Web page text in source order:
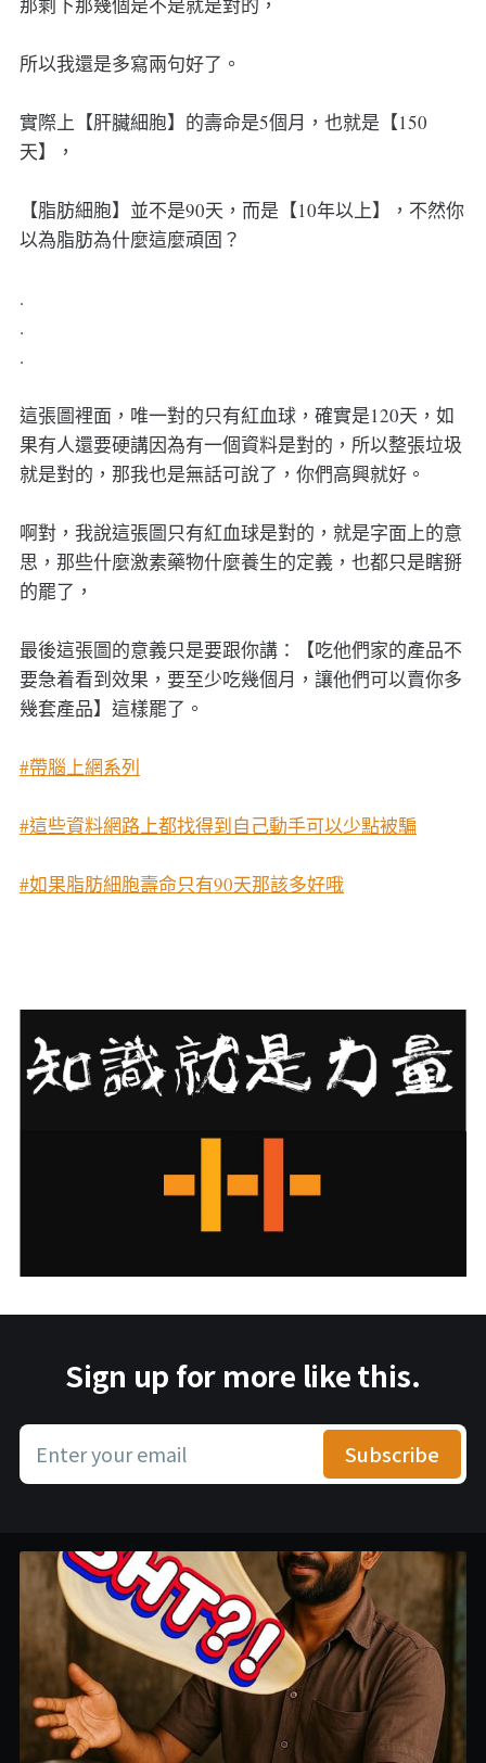
所以我還是多寫兩句好了。
實際上【肝臟細胞】的壽命是5個月，也就是【150
天】，
【脂肪細胞】並不是90天，而是【10年以上】，不然你
以為脂肪為什麼這麼頑固？
.
.
.
這張圖裡面，唯一對的只有紅血球，確實是120天，如
果有人還要硬講因為有一個資料是對的，所以整張垃圾
就是對的，那我也是無話可說了，你們高興就好。
啊對，我說這張圖只有紅血球是對的，就是字面上的意
思，那些什麼激素藥物什麼養生的定義，也都只是瞎掰
的罷了，
最後這張圖的意義只是要跟你講：【吃他們家的產品不
要急着看到效果，要至少吃幾個月，讓他們可以賣你多
幾套產品】這樣罷了。
#帶腦上網系列
#這些資料網路上都找得到自己動手可以少點被騙
#如果脂肪細胞壽命只有90天那該多好哦
Sign up for more like this.
Enter your email Subscribe